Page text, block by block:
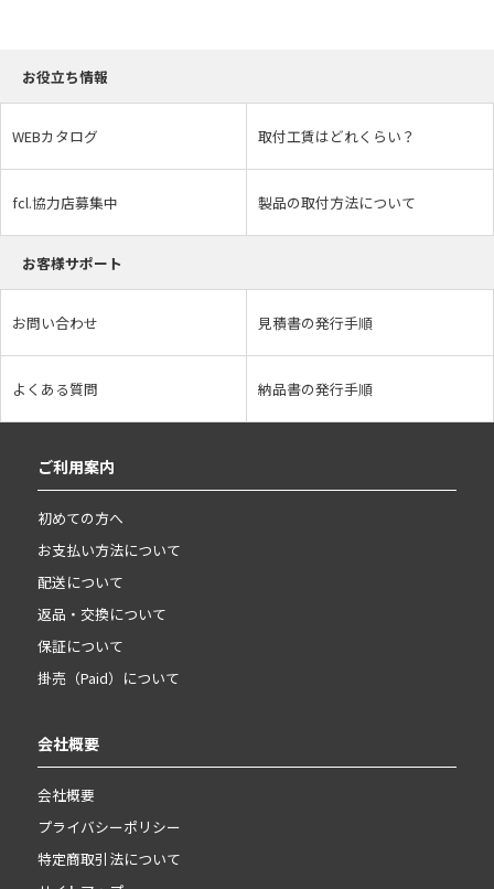
お役立ち情報
WEBカタログ 取付工賃はどれくらい？
fcl.協力店募集中 製品の取付方法について
お客様サポート
お問い合わせ 見積書の発行手順
よくある質問 納品書の発行手順
ご利用案内
初めての方へ
お支払い方法について
配送について
返品・交換について
保証について
掛売（Paid）について
会社概要
会社概要
プライバシーポリシー
特定商取引法について